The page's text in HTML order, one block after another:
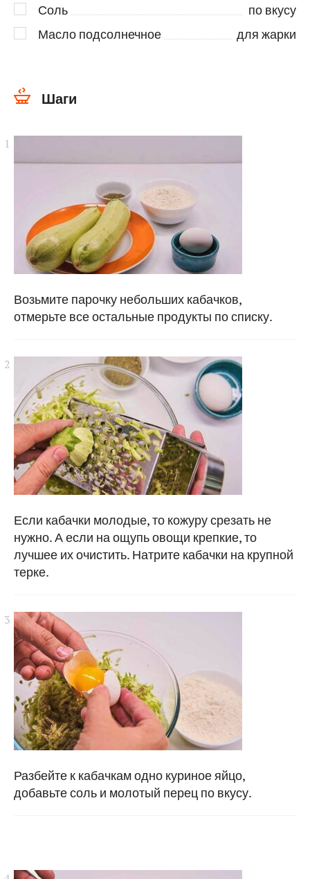
Соль
по вкусу
Масло подсолнечное
для жарки
Шаги
Возьмите парочку небольших кабачков,
отмерьте все остальные продукты по списку.
Если кабачки молодые, то кожуру срезать не
нужно. А если на ощупь овощи крепкие, то
лучшее их очистить. Натрите кабачки на крупной
терке.
Разбейте к кабачкам одно куриное яйцо,
добавьте соль и молотый перец по вкусу.